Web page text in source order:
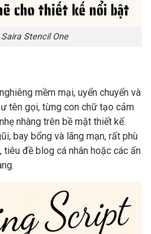
Stencil One
mềm mại, uyển chuyển và
tên gọi, từng con chữ tạo cảm
nhàng trên bề mặt thiết kế.
bay bổng và lãng mạn, rất phù
đề blog cá nhân hoặc các ấn